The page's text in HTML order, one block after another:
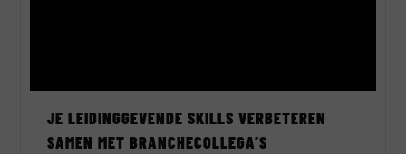
JE LEIDINGGEVENDE SKILLS VERBETEREN
SAMEN MET BRANCHECOLLEGA’S